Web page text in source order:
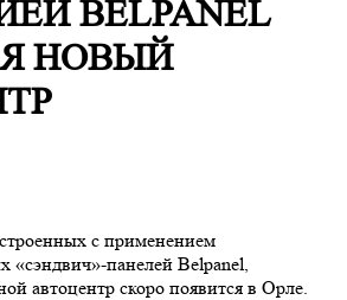
BELPANEL
НОВЫЙ
с применением
«сэндвич»-панелей Belpanel,
автоцентр скоро появится в Орле.